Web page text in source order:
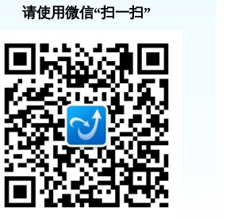
请使用微信“扫一扫”